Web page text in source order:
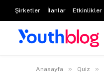
Şirketler İlanlar Etkinlikler
Anasayfa » Quiz »